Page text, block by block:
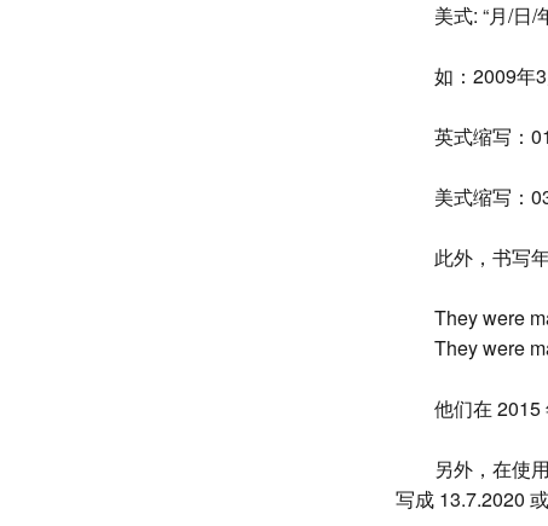
美式: “月/日/
如：2009年
英式缩写：
美式缩写：
此外，书写
They were
They were
他们在 2015
另外，在使
写成 13.7.2020